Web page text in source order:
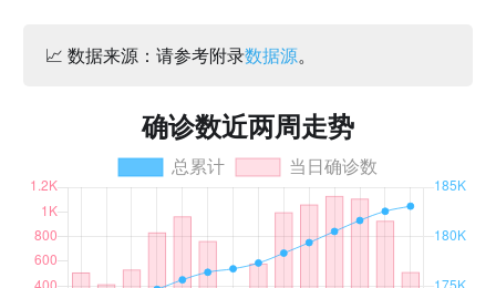
📈 数据来源：请参考附录数据源。
确诊数近两周走势